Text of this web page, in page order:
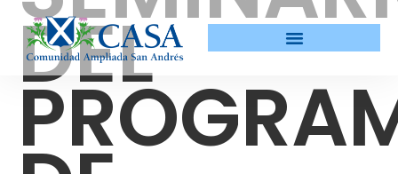
DEL